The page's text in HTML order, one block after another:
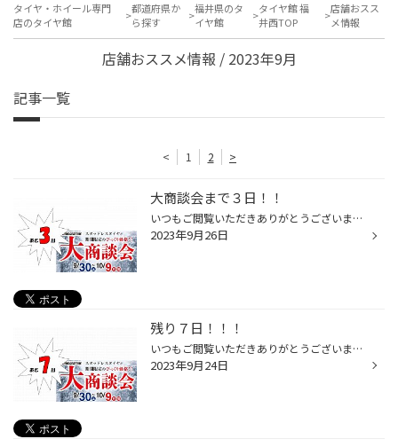
タイヤ・ホイール専門
店のタイヤ館
都道府県か
ら探す
福井県のタ
イヤ館
タイヤ館 福
井西TOP
店舗おスス
メ情報
店舗おススメ情報 / 2023年9月
記事一覧
< 1 2 >
大商談会まで３日！！
いつもご閲覧いただきありがとうございます(*'ω'*) 残りあと３日！！！ 緊張高まる！！ その緊張と共に、高揚感も溢れてくるッ(*^▽^*)
2023年9月26日
残り７日！！！
いつもご閲覧いただきありがとうございます(*'ω'*) のこりあと一週間！！！
2023年9月24日